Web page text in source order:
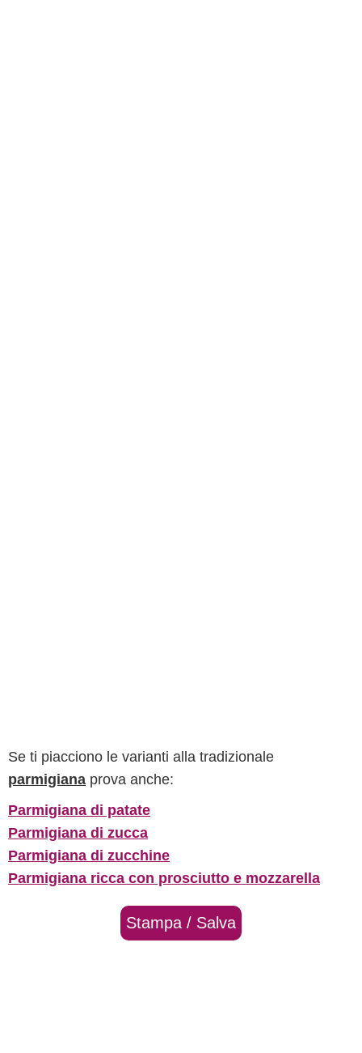
Se ti piacciono le varianti alla tradizionale
parmigiana prova anche:
Parmigiana di patate
Parmigiana di zucca
Parmigiana di zucchine
Parmigiana ricca con prosciutto e mozzarella
Stampa / Salva